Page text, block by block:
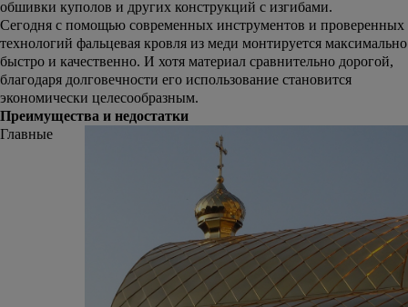
обшивки куполов и других конструкций с изгибами.
Сегодня с помощью современных инструментов и проверенных
технологий фальцевая кровля из меди монтируется максимально
быстро и качественно. И хотя материал сравнительно дорогой,
благодаря долговечности его использование становится
экономически целесообразным.
Преимущества и недостатки
Главные